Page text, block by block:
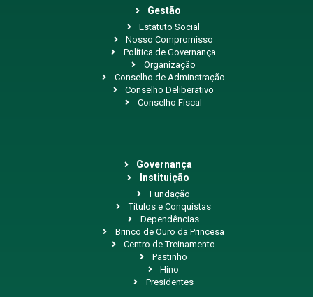
Gestão
Estatuto Social
Nosso Compromisso
Política de Governança
Organização
Conselho de Adminstração
Conselho Deliberativo
Conselho Fiscal
Governança
Instituição
Fundação
Títulos e Conquistas
Dependências
Brinco de Ouro da Princesa
Centro de Treinamento
Pastinho
Hino
Presidentes